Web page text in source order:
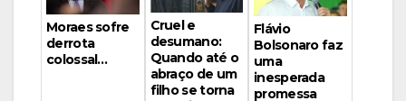
Moraes sofre
derrota
colossal…
Cruel e
desumano:
Quando até o
abraço de um
filho se torna
Flávio
Bolsonaro faz
uma
inesperada
promessa